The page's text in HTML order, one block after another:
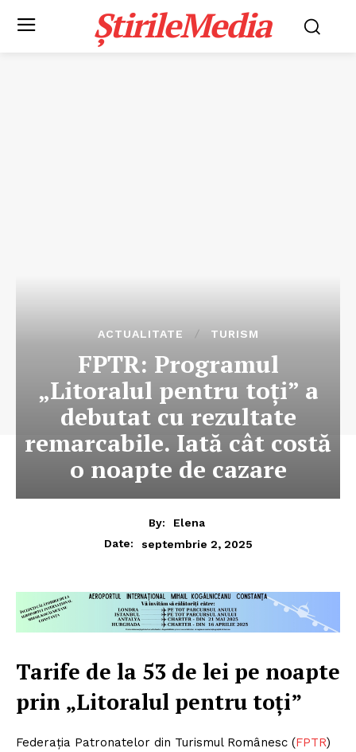
ȘtirileMedia
ACTUALITATE TURISM
FPTR: Programul
„Litoralul pentru toți” a
debutat cu rezultate
remarcabile. Iată cât costă
o noapte de cazare
By:
Elena
Date:
septembrie 2, 2025
Tarife de la 53 de lei pe noapte
prin „Litoralul pentru toți”
Federația Patronatelor din Turismul Românesc (FPTR)